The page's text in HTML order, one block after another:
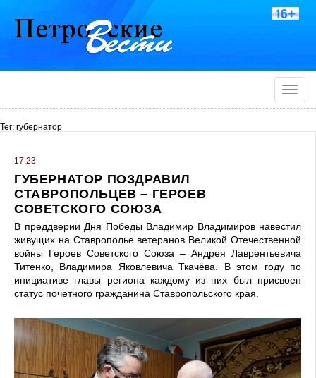
Toggle
Тег: губернатор
17:23
ГУБЕРНАТОР ПОЗДРАВИЛ
СТАВРОПОЛЬЦЕВ – ГЕРОЕВ
СОВЕТСКОГО СОЮЗА
В преддверии Дня Победы Владимир Владимиров навестил
живущих на Ставрополье ветеранов Великой Отечественной
войны Героев Советского Союза – Андрея Лаврентьевича
Титенко, Владимира Яковлевича Ткачёва. В этом году по
инициативе главы региона каждому из них был присвоен
статус почетного гражданина Ставропольского края.